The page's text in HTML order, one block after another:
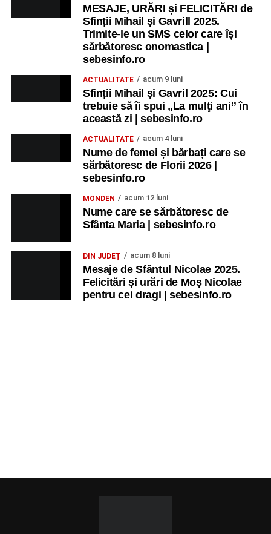
MESAJE, URĂRI și FELICITĂRI de
Sfinții Mihail și Gavrill 2025.
Trimite-le un SMS celor care își
sărbătoresc onomastica |
sebesinfo.ro
ACTUALITATE acum 9 luni
Sfinții Mihail și Gavril 2025: Cui
trebuie să îi spui „La mulţi ani” în
această zi | sebesinfo.ro
ACTUALITATE acum 4 luni
Nume de femei și bărbați care se
sărbătoresc de Florii 2026 |
sebesinfo.ro
MONDEN acum 12 luni
Nume care se sărbătoresc de
Sfânta Maria | sebesinfo.ro
DIN JUDEȚ acum 8 luni
Mesaje de Sfântul Nicolae 2025.
Felicitări și urări de Moș Nicolae
pentru cei dragi | sebesinfo.ro